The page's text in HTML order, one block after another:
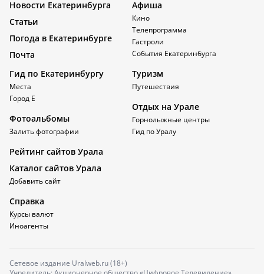
Новости Екатеринбурга
Статьи
Погода в Екатеринбурге
Почта
Афиша
Кино
Телепрограмма
Гастроли
События Екатеринбурга
Гид по Екатеринбургу
Места
Город Е
Фотоальбомы
Залить фотографии
Туризм
Путешествия
Отдых на Урале
Горнолыжные центры
Гид по Уралу
Рейтинг сайтов Урала
Каталог сайтов Урала
Добавить сайт
Справка
Курсы валют
Иноагенты
Сетевое издание Uralweb.ru (18+)